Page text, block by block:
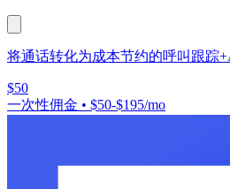
将通话转化为成本节约的呼叫跟踪
$50
一次性佣金 • $50-$195/mo